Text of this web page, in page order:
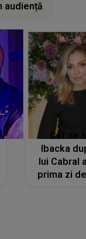
audiență
Cât de
Ibacka
lui Cabral
prima zi